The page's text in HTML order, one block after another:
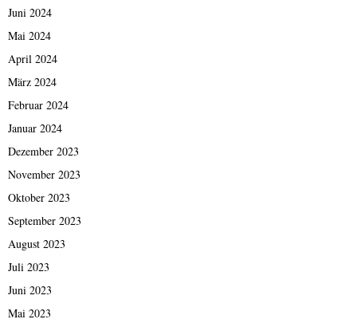
Juni 2024
Mai 2024
April 2024
März 2024
Februar 2024
Januar 2024
Dezember 2023
November 2023
Oktober 2023
September 2023
August 2023
Juli 2023
Juni 2023
Mai 2023